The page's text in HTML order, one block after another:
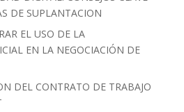
DE SUPLANTACION
EL USO DE LA
EN LA NEGOCIACIÓN DE
DEL CONTRATO DE TRABAJO